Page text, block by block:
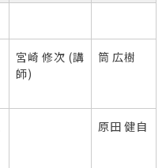
宮崎 修次 (講
師)
筒 広樹
原田 健自